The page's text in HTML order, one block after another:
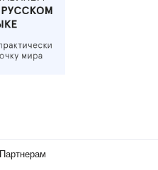
Партнерам